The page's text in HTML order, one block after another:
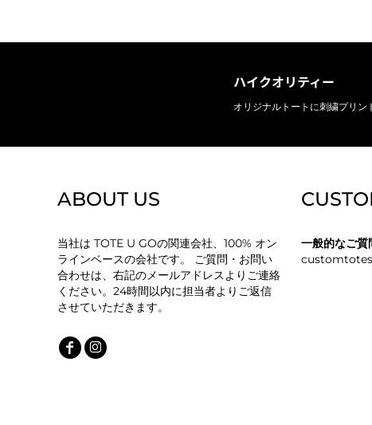
ハイクオリティー
オリジナルトートに刺繍プリン
ABOUT US
当社は TOTE U GOの関連会社、100% オン
ラインベースの会社です。 ご質問・お問い
合わせは、右記のメールアドレスよりご連絡
ください。24時間以内に担当者よりご返信
させていただきます。
一般的なご質